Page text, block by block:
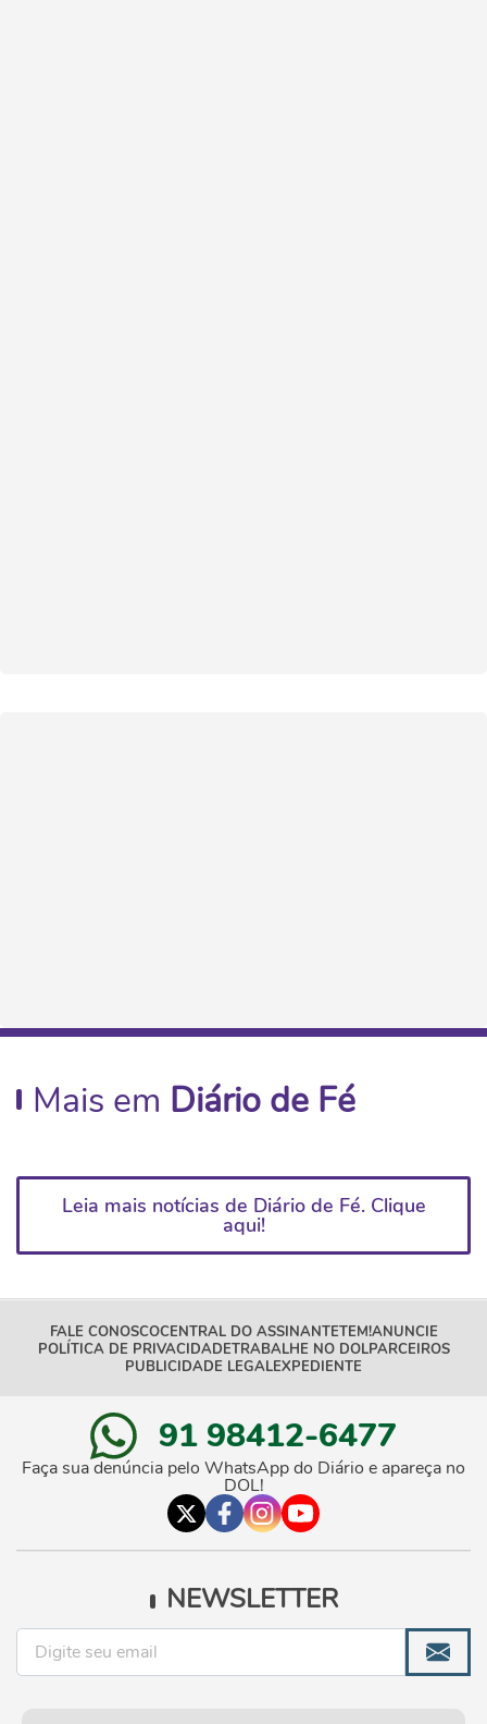
Mais em Diário de Fé
Leia mais notícias de Diário de Fé. Clique
aqui!
FALE CONOSCOCENTRAL DO ASSINANTETEM!ANUNCIE
POLÍTICA DE PRIVACIDADETRABALHE NO DOLPARCEIROS
PUBLICIDADE LEGALEXPEDIENTE
91 98412-6477
Faça sua denúncia pelo WhatsApp do Diário e apareça no
DOL!
NEWSLETTER